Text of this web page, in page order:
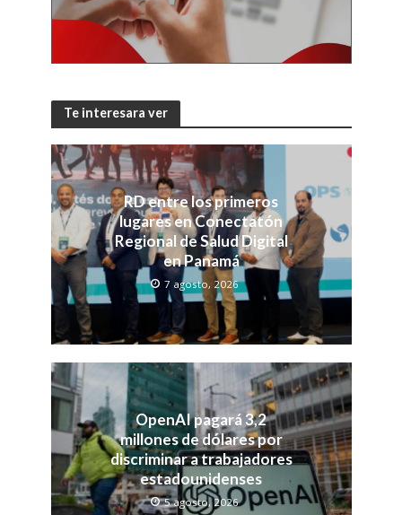
Te interesara ver
RD entre los primeros
lugares en Conectatón
Regional de Salud Digital
en Panamá
7 agosto, 2026
OpenAI pagará 3,2
millones de dólares por
discriminar a trabajadores
estadounidenses
5 agosto, 2026